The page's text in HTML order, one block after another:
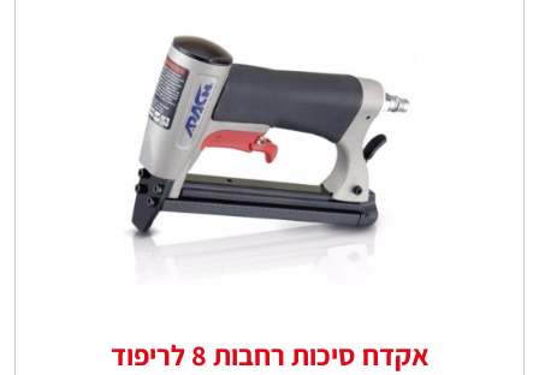
אקדח סיכות רחבות 8 לריפוד